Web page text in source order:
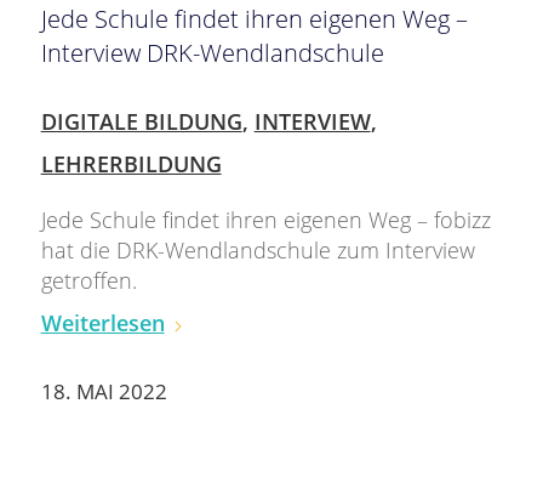
Jede Schule findet ihren eigenen Weg –
Interview DRK-Wendlandschule
DIGITALE BILDUNG, INTERVIEW,
LEHRERBILDUNG
Jede Schule findet ihren eigenen Weg – fobizz
hat die DRK-Wendlandschule zum Interview
getroffen.
Weiterlesen
18. MAI 2022